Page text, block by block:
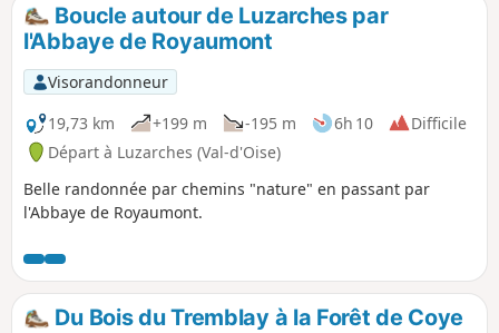
Boucle autour de Luzarches par
l'Abbaye de Royaumont
Visorandonneur
19,73 km
+199 m -195 m 6h 10
Difficile
Départ à Luzarches (Val-d'Oise)
Belle randonnée par chemins "nature" en passant par
l'Abbaye de Royaumont.
Du Bois du Tremblay à la Forêt de Coye